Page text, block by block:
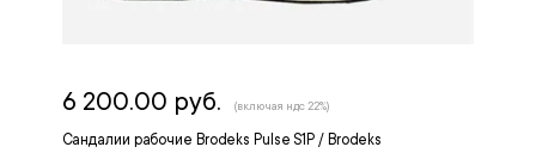
Сандалии рабочие Brodeks Pulse S1P / Brodeks
6 200.00 руб. (включая ндс 22%)